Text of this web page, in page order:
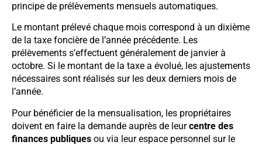
principe de prélèvements mensuels automatiques.
Le montant prélevé chaque mois correspond à un dixième
de la taxe foncière de l’année précédente. Les
prélèvements s’effectuent généralement de janvier à
octobre. Si le montant de la taxe a évolué, les ajustements
nécessaires sont réalisés sur les deux derniers mois de
l’année.
Pour bénéficier de la mensualisation, les propriétaires
doivent en faire la demande auprès de leurcentre des
finances publiques ou via leur espace personnel sur le